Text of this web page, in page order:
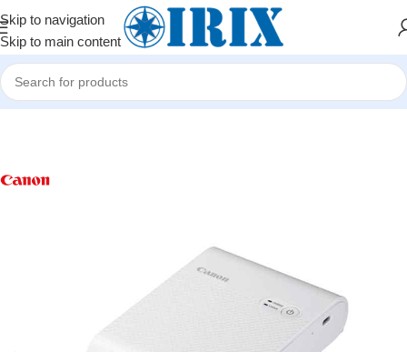
Skip to navigation
Skip to main content
Home/Shop/Ofis avadanlıqları/Printerlər